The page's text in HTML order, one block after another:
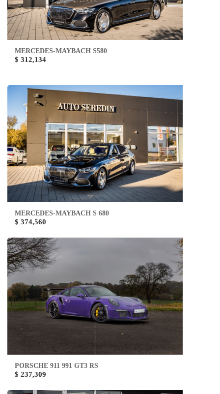
MERCEDES-MAYBACH S580
$ 312,134
MERCEDES-MAYBACH S 680
$ 374,560
PORSCHE 911 991 GT3 RS
$ 237,309